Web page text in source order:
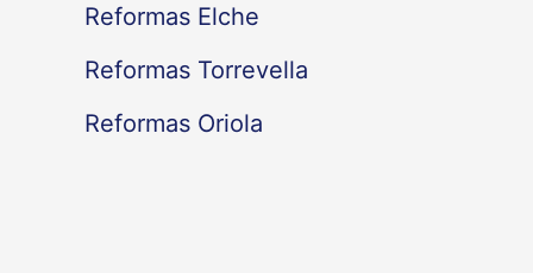
Reformas Elche
Reformas Torrevella
Reformas Oriola